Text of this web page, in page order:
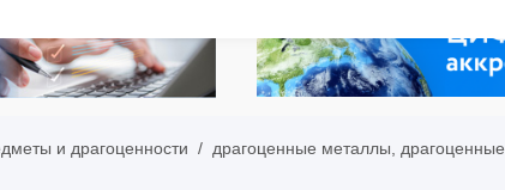
и драгоценности / драгоценные металлы,